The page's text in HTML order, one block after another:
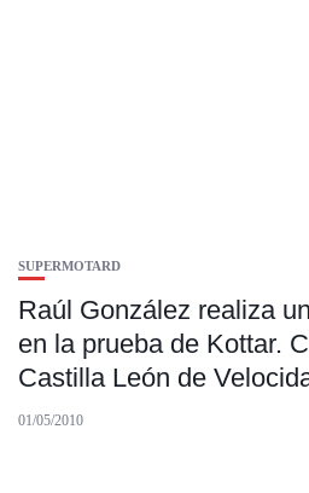
SUPERMOTARD
Raúl González realiza
en la prueba de Kottar.
Castilla León de
01/05/2010